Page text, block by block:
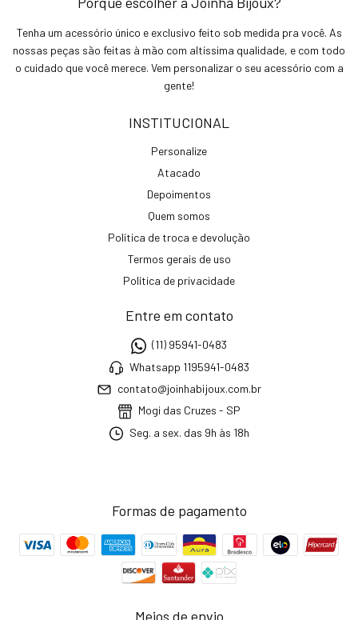
Tenha um acessório único e exclusivo feito sob medida pra você. As
nossas peças são feitas à mão com altíssima qualidade, e com todo
o cuidado que você merece. Vem personalizar o seu acessório com a
gente!
INSTITUCIONAL
Personalize
Atacado
Depoimentos
Quem somos
Política de troca e devolução
Termos gerais de uso
Política de privacidade
Entre em contato
(11) 95941-0483
Whatsapp 1195941-0483
contato@joinhabijoux.com.br
Mogi das Cruzes - SP
Seg. a sex. das 9h às 18h
Formas de pagamento
Meios de envio